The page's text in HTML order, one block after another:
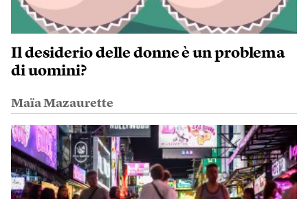
Il desiderio delle donne è un problema
di uomini?
Maïa Mazaurette